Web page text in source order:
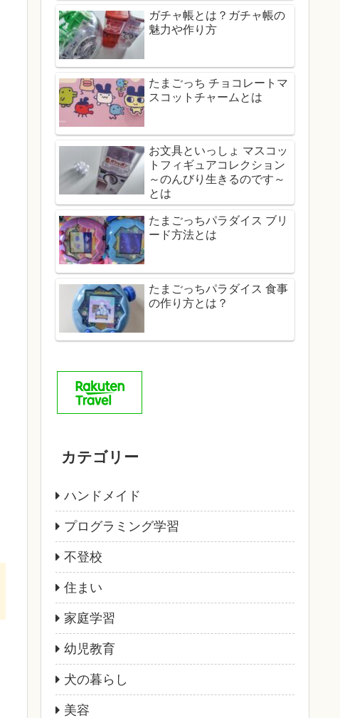
ガチャ帳とは？ガチャ帳の
魅力や作り方
たまごっち チョコレートマ
スコットチャームとは
お文具といっしょ マスコッ
トフィギュアコレクション
～のんびり生きるのです～
とは
たまごっちパラダイス ブリ
ード方法とは
たまごっちパラダイス 食事
の作り方とは？
カテゴリー
ハンドメイド
プログラミング学習
不登校
住まい
家庭学習
幼児教育
犬の暮らし
美容